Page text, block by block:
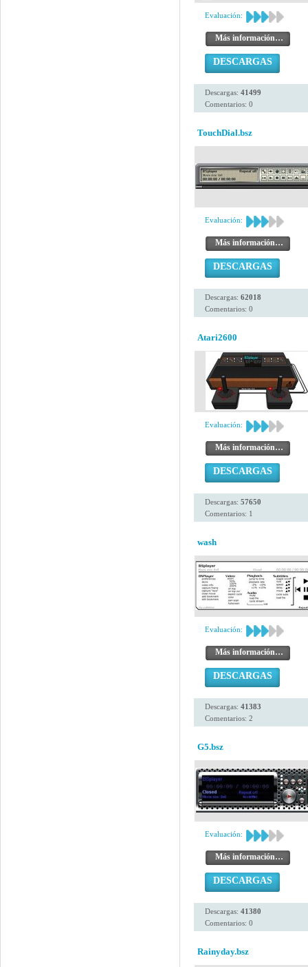
Evaluación:
Más información…
DESCARGAS
Descargas: 41499
Comentarios: 0
TouchDial.bsz
Evaluación:
Más información…
DESCARGAS
Descargas: 62018
Comentarios: 0
Atari2600
Evaluación:
Más información…
DESCARGAS
Descargas: 57650
Comentarios: 1
wash
Evaluación:
Más información…
DESCARGAS
Descargas: 41383
Comentarios: 2
G5.bsz
Evaluación:
Más información…
DESCARGAS
Descargas: 41380
Comentarios: 0
Rainyday.bsz